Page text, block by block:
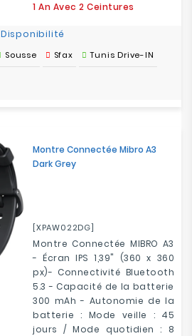
1 An Avec 2 Ceintures
Disponibilité
Sousse Sfax Tunis Drive-IN
Montre Connectée Mibro A3
Dark Grey
[XPAW022DG]
Montre Connectée MIBRO A3
- Écran IPS 1,39" (360 x 360
px)- Connectivité Bluetooth
5.3 - Capacité de la batterie
300 mAh - Autonomie de la
batterie : Mode veille : 45
jours / Mode quotidien : 8